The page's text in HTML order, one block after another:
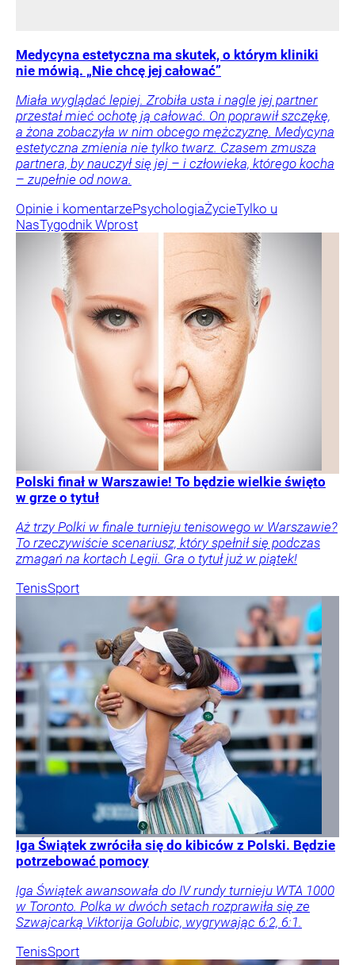
Medycyna estetyczna ma skutek, o którym kliniki
nie mówią. „Nie chcę jej całować”
Miała wyglądać lepiej. Zrobiła usta i nagle jej partner
przestał mieć ochotę ją całować. On poprawił szczękę,
a żona zobaczyła w nim obcego mężczyznę. Medycyna
estetyczna zmienia nie tylko twarz. Czasem zmusza
partnera, by nauczył się jej – i człowieka, którego kocha
– zupełnie od nowa.
Opinie i komentarzePsychologiaŻycieTylko u
NasTygodnik Wprost
Polski finał w Warszawie! To będzie wielkie święto
w grze o tytuł
Aż trzy Polki w finale turnieju tenisowego w Warszawie?
To rzeczywiście scenariusz, który spełnił się podczas
zmagań na kortach Legii. Gra o tytuł już w piątek!
TenisSport
Iga Świątek zwróciła się do kibiców z Polski. Będzie
potrzebować pomocy
Iga Świątek awansowała do IV rundy turnieju WTA 1000
w Toronto. Polka w dwóch setach rozprawiła się ze
Szwajcarką Viktorija Golubic, wygrywając 6:2, 6:1.
TenisSport